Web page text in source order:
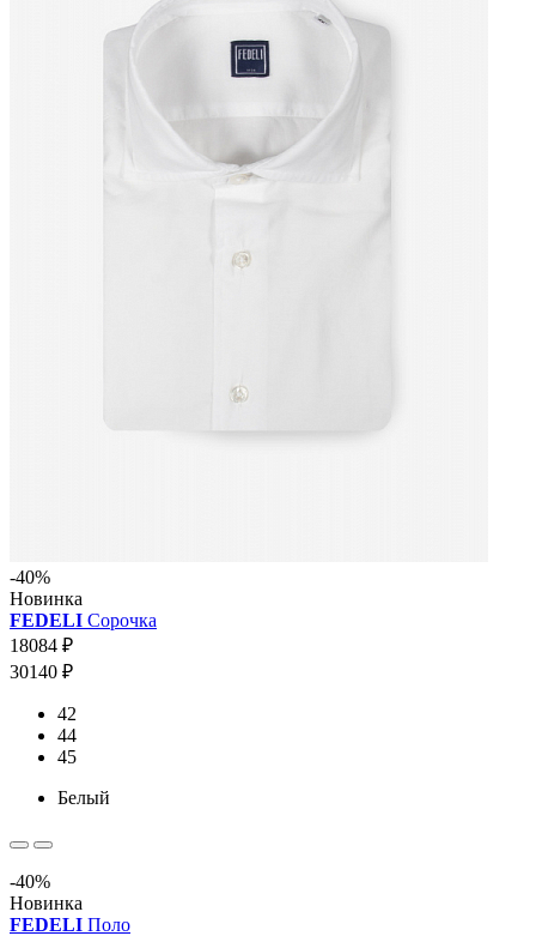
-40%
Новинка
FEDELI Сорочка
18084 ₽
30140 ₽
42
44
45
Белый
-40%
Новинка
FEDELI Поло